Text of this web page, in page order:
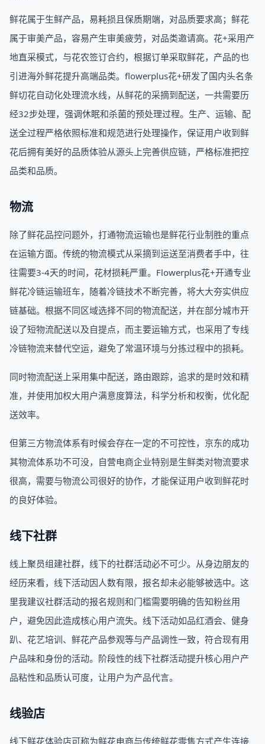
鲜花属于生鲜产品，易耗损且保质期端，对品质要求高；鲜花
属于审美产品，容易产生审美疲劳，对品类邀请高。花+采用产
地直采模式，与花农签订合约，根据订单采取鲜花，产品的也
引进海外鲜花提升高端品类。flowerplus花+研发了国内头名条
鲜切花自动化处理流水线，从鲜花的采摘到配送，一共需要历
经32步处理，强调休眠和杀菌的预处理过程。生产、运输、配
送全过程严格依照标准和规范进行处理操作，保证用户收到鲜
花后拥有美好的品质体验从源头上完善供应链，严格标准把控
品类和品质。
物流
除了鲜花品控问题外，打通物流运输也是鲜花行业制胜的重点
在运输方面。传统的物流模式从采摘到运送至消费者手中，往
往需要3-4天的时间，花材损耗严重。Flowerplus花+开通专业
鲜花冷链运输班车，随着冷链技术不断完善，将大大夯实供应
链基础。根据不同区域选择不同的物流配送，并在部分城市开
设了短物流配送以及自提点，而主要运输方式，也采用了专线
冷链物流来替代空运，避免了常温环境与分拣过程中的损耗。
同时物流配送上采用集中配送，路由跟踪，追求的是时效和精
准，并使用加权大用户满意度算法，科学分析和权衡，优化配
送效率。
但第三方物流体系有时候会存在一定的不可控性，京东的成功
其物流体系功不可没，自营电商企业特别是生鲜类对物流要求
很高，需要与物流公司很好的协作，才能保证用户收到鲜花时
的良好体验。
线下社群
线上聚员组建社群，线下的社群活动必不可少。从身边朋友的
经历来看，线下活动因人数有限，报名却未必能够被选中。这
里我建议社群活动的报名规则和门槛需要明确的告知粉丝用
户，避免因此造成核心用户流失。线下活动如品红酒会、健身
趴、花艺培训、鲜花产品参观等与产品调性一致，符合现有用
户品味和身份的活动。阶段性的线下社群活动提升核心用户产
品粘性和品质认可度，让用户为产品代言。
线验店
线下鲜花体验店可称为鲜花电商与传统鲜花零售方式产生连接